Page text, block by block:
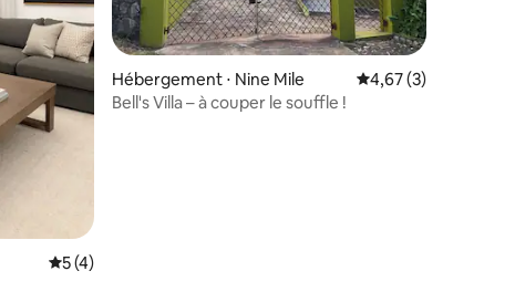
: 4,81 sur 5
Évaluation moyenne sur la base de 4 commentaires : 5 sur 5
5 (4)
Hébergement ⋅ Nine Mile Évaluation
4,67 (3)
Bell's Villa – à couper le souffle !